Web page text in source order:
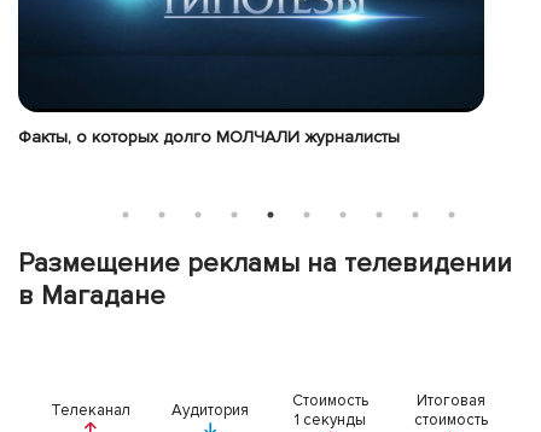
Факты, о которых долго МОЛЧАЛИ журналисты
Размещение рекламы на телевидении
в Магадане
Телеканал Аудитория
Стоимость
1 секунды
Итоговая
стоимость